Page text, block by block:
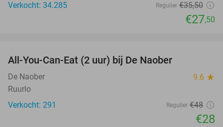
Verkocht: 34.285
Regulier €35,50
€27,50
All-You-Can-Eat (2 uur) bij De Naober
De Naober 9.6 star
Ruurlo
Verkocht: 291
Regulier €48
€28